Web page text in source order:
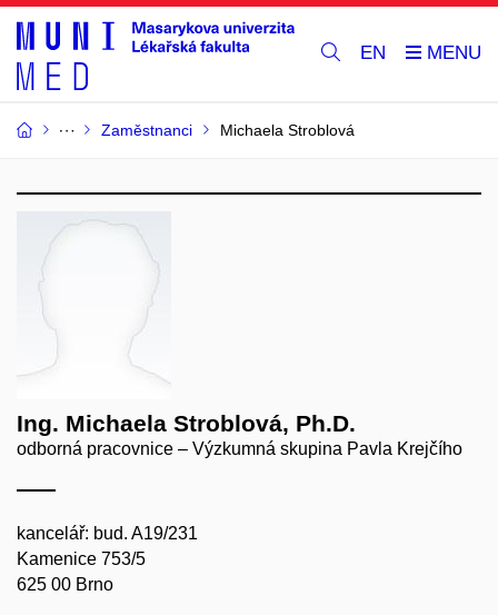
EN
Zaměstnanci Michaela Stroblová
Ing. Michaela Stroblová, Ph.D.
odborná pracovnice – Výzkumná skupina Pavla Krejčího
kancelář: bud. A19/231
Kamenice 753/5
625 00 Brno